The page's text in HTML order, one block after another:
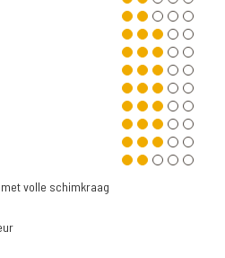
volle schimkraag